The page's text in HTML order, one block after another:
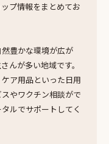
プ情報をまとめてお
豊かな環境が広が
んが多い地域です。
ア用品といった日用
やワクチン相談がで
ルでサポートしてく